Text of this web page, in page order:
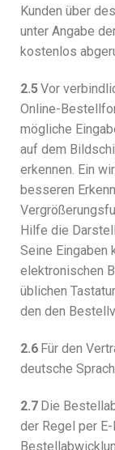
Kunden über
unter Angabe
kostenlos
2.5Vor
Online-
mögliche
auf dem
erkennen. Ein
besseren
Hilfe die
Seine Eingaben
elektronischen
üblichen
den den
2.6 Für den
deutsche
2.7 Die
der Regel per